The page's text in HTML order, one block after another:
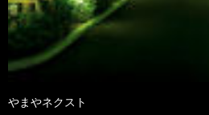
やまやネクスト